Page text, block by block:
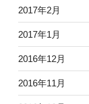
2017年2月
2017年1月
2016年12月
2016年11月